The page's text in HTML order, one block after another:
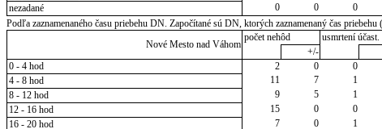
nezadané
0 0 0
Podľa zaznamenaného času priebehu DN. Započítané sú DN, ktorých zaznamenaný čas
Nové Mesto nad Váhom
počet nehôd usmrtení účast.
+/-
0 - 4 hod
2 0 0
4 - 8 hod
11 7 1
8 - 12 hod
9 5 1
12 - 16 hod
15 0 0
16 - 20 hod
7 0 1